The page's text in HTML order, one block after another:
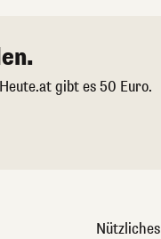
gibt es 50 Euro.
Nützliches